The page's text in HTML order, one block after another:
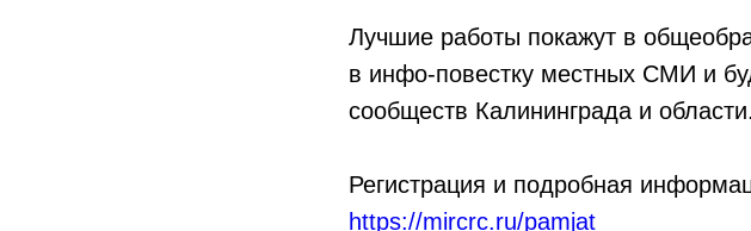
Лучшие работы покажут в
в инфо-повестку местных СМИ и
сообществ Калининграда и области.
Регистрация и подробная
https://mircrc.ru/pamjat